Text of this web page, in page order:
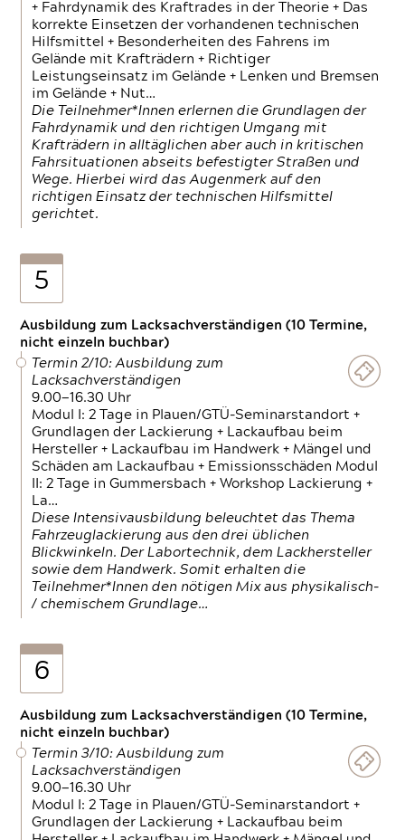
+ Fahrdynamik des Kraftrades in der Theorie + Das
korrekte Einsetzen der vorhandenen technischen
Hilfsmittel + Besonderheiten des Fahrens im
Gelände mit Krafträdern + Richtiger
Leistungseinsatz im Gelände + Lenken und Bremsen
im Gelände + Nut…
Die Teilnehmer*Innen erlernen die Grundlagen der
Fahrdynamik und den richtigen Umgang mit
Krafträdern in alltäglichen aber auch in kritischen
Fahrsituationen abseits befestigter Straßen und
Wege. Hierbei wird das Augenmerk auf den
richtigen Einsatz der technischen Hilfsmittel
gerichtet.
5
Ausbildung zum Lacksachverständigen (10 Termine,
nicht einzeln buchbar)
Termin 2/10: Ausbildung zum
Lacksachverständigen
9.00—16.30 Uhr
Modul I: 2 Tage in Plauen/GTÜ-Seminarstandort +
Grundlagen der Lackierung + Lackaufbau beim
Hersteller + Lackaufbau im Handwerk + Mängel und
Schäden am Lackaufbau + Emissionsschäden Modul
II: 2 Tage in Gummersbach + Workshop Lackierung +
La…
Diese Intensivausbildung beleuchtet das Thema
Fahrzeuglackierung aus den drei üblichen
Blickwinkeln. Der Labortechnik, dem Lackhersteller
sowie dem Handwerk. Somit erhalten die
Teilnehmer*Innen den nötigen Mix aus physikalisch-
/ chemischem Grundlage…
6
Ausbildung zum Lacksachverständigen (10 Termine,
nicht einzeln buchbar)
Termin 3/10: Ausbildung zum
Lacksachverständigen
9.00—16.30 Uhr
Modul I: 2 Tage in Plauen/GTÜ-Seminarstandort +
Grundlagen der Lackierung + Lackaufbau beim